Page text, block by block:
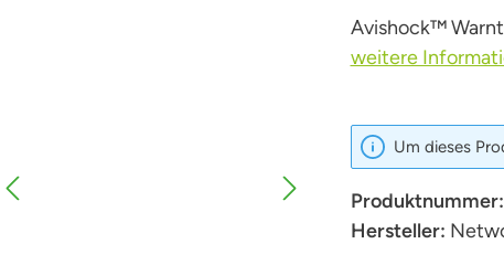
Avishock™
weitere
Um dieses
Produktnummer:
Hersteller: